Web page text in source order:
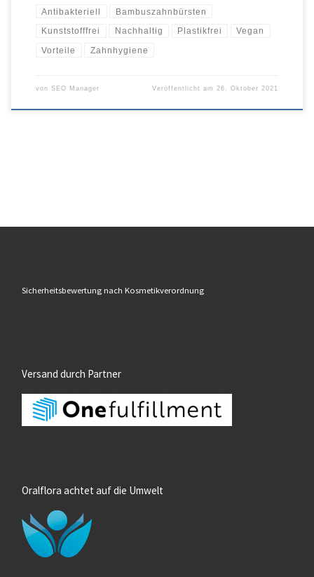
Antibakteriell Bambuszahnbürsten
Kunststofffrei Nachhaltig Plastikfrei Vegan
Vorteile Zahnhygiene
von SEO Manager Veröffentlicht am 26. Oktober 2021
Sicherheitsbewertung nach Kosmetikverordnung
Versand durch Partner
Oralflora achtet auf die Umwelt